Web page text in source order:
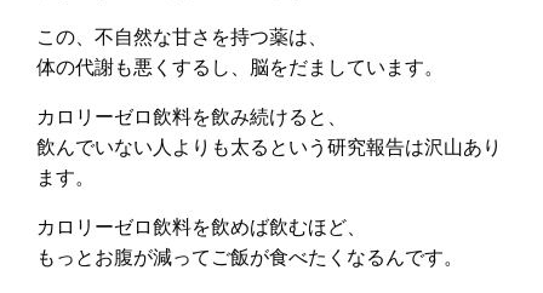
この、不自然な甘さを持つ薬は、
体の代謝も悪くするし、脳をだましています。
カロリーゼロ飲料を飲み続けると、
飲んでいない人よりも太るという研究報告は沢山あり
ます。
カロリーゼロ飲料を飲めば飲むほど、
もっとお腹が減ってご飯が食べたくなるんです。